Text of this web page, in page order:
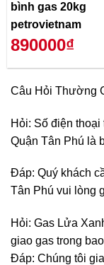
bình gas 20kg
petrovietnam
890000₫
Câu Hỏi Thường
Hỏi: Số điện
Quận Tân Phú là
Đáp: Quý khách
Tân Phú vui lòng
Hỏi: Gas Lửa
giao gas trong
Đáp: Chúng tôi